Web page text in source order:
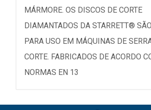
MÁRMORE. OS DISCOS DE CORTE
DIAMANTADOS DA STARRETT®
PARA USO EM MÁQUINAS DE
CORTE. FABRICADOS DE ACORDO
NORMAS EN 13